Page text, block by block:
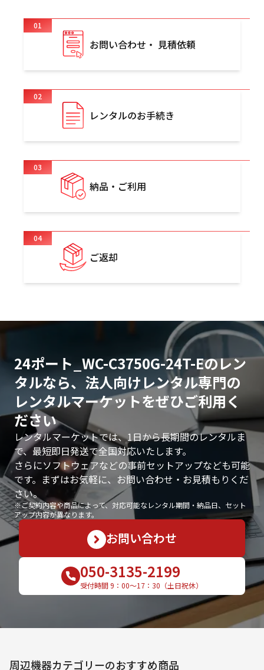
01
お問い合わせ・ 見積依頼
02
レンタルのお手続き
03
納品・ご利用
04
ご返却
24ポート_WC-C3750G-24T-Eのレン
タルなら、法人向けレンタル専門の
レンタルマーケットをぜひご利用く
ださい
レンタルマーケットでは、1日から長期間のレンタルま
で、最短即日発送で全国対応いたします。
さらにソフトウェアなどの事前セットアップなども可能
です。まずはお気軽に、お問い合わせ・お見積もりくだ
さい。
※ご契約内容や商品によって、対応可能なレンタル期間・納品日、セット
アップ内容が異なります。
お問い合わせ
050-3135-2199
受付時間 9：00〜17：30（土日祝休）
周辺機器カテゴリーのおすすめ商品